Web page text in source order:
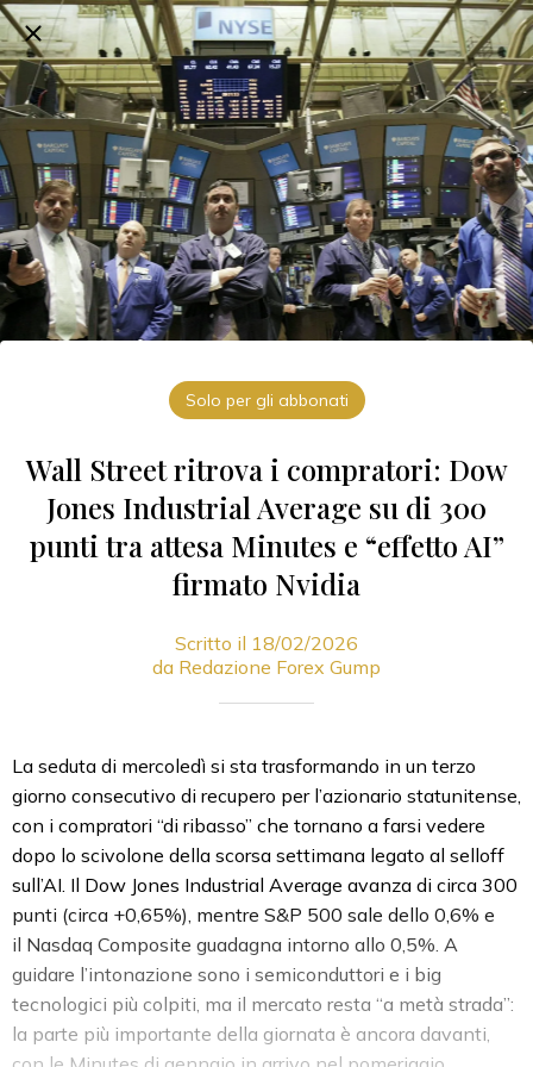
Solo per gli abbonati
Wall Street ritrova i compratori: Dow
Jones Industrial Average su di 300
punti tra attesa Minutes e “effetto AI”
firmato Nvidia
Scritto il 18/02/2026
da Redazione Forex Gump
La seduta di mercoledì si sta trasformando in un terzo
giorno consecutivo di recupero per l’azionario statunitense,
con i compratori “di ribasso” che tornano a farsi vedere
dopo lo scivolone della scorsa settimana legato al selloff
sull’AI. Il Dow Jones Industrial Average avanza di circa 300
punti (circa +0,65%), mentre S&P 500 sale dello 0,6% e
il Nasdaq Composite guadagna intorno allo 0,5%. A
guidare l’intonazione sono i semiconduttori e i big
tecnologici più colpiti, ma il mercato resta “a metà strada”:
la parte più importante della giornata è ancora davanti,